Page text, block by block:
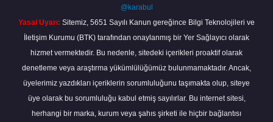
@karabul
Yasal Uyarı: Sitemiz, 5651 Sayılı Kanun gereğince Bilgi Teknolojileri ve
İletişim Kurumu (BTK) tarafından onaylanmış bir Yer Sağlayıcı olarak
hizmet vermektedir. Bu nedenle, sitedeki içerikleri proaktif olarak
denetleme veya araştırma yükümlülüğümüz bulunmamaktadır. Ancak,
üyelerimiz yazdıkları içeriklerin sorumluluğunu taşımakta olup, siteye
üye olarak bu sorumluluğu kabul etmiş sayılırlar. Bu internet sitesi,
herhangi bir marka, kurum veya şahıs şirketi ile hiçbir bağlantısı